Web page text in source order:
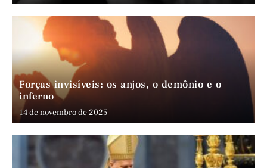
Forças invisíveis: os anjos, o demônio e o
inferno
14 de novembro de 2025